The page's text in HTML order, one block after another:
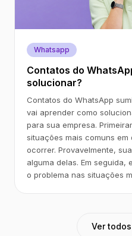
Whatsapp
Contatos do
solucionar?
Contatos do WhatsApp
vai aprender como
para sua empresa.
situações mais comuns
ocorrer. Provavelmente,
alguma delas. Em seguida,
o problema nas situações
Ver